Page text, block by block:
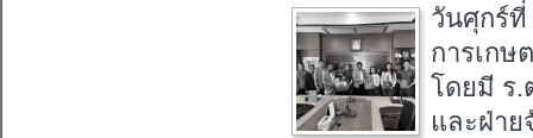
วันศุกร์ที่
การเกษ
โดยมี ร.
และฝ่าย